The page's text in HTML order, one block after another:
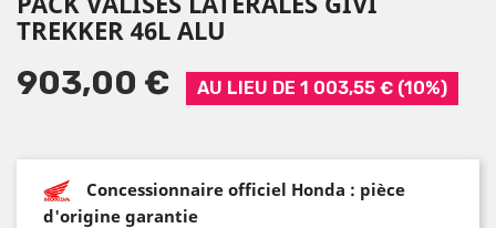
TREKKER 46L ALU
903,00 € AU LIEU DE 1 003,55 € (10%)
Concessionnaire officiel Honda : pièce
d'origine garantie